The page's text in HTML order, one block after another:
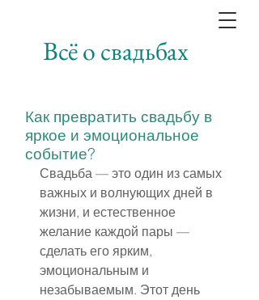
Всё о свадьбах
Как превратить свадьбу в
яркое и эмоциональное
событие?
Свадьба — это один из самых
важных и волнующих дней в
жизни, и естественное
желание каждой пары —
сделать его ярким,
эмоциональным и
незабываемым. Этот день